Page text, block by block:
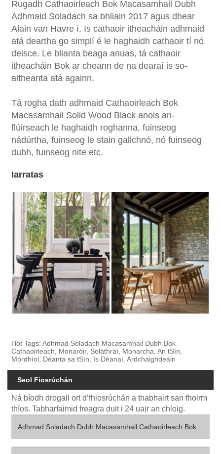
Rugadh Cathaoirleach Bok Macasamhail Dubh
Adhmaid Soladach sa bhliain 2017 agus dhear
Alain van Havre í. Is cathaoir itheacháin adhmaid
atá deartha go simplí é le haghaidh cathaoir tí nó
deisce. Le blianta beaga anuas, tá cathaoir
itheacháin Bok ar cheann de na dearaí is so-
aitheanta atá againn.
Tá rogha dath adhmaid Cathaoirleach Bok
Macasamhail Solid Wood Black anois an-
flúirseach le haghaidh roghanna, fuinseog
nádúrtha, fuinseog le stain gallchnó, nó fuinseog
dubh, fuinseog nite etc.
Iarratas
Hot Tags: Adhmad Soladach Macasamhail Dubh Bok
Cathaoirleach, Monaróir, Soláthraí, Monarcha, An tSín,
Mórdhíol, Déanta sa tSín, Is Déanaí, Ardchaighdeáin
Seol Fiosrúchán
Ná bíodh drogall ort d’fhiosrúchán a thabhairt san fhoirm
thíos. Tabharfaimid freagra duit i 24 uair an chloig.